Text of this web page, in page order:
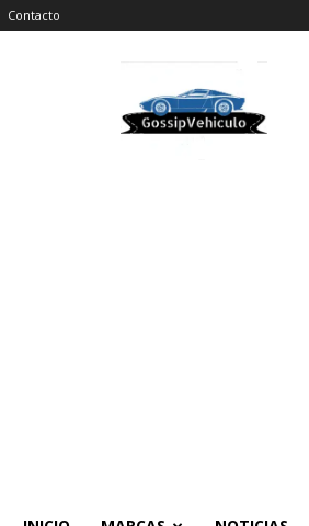
Contacto
Vehiculos